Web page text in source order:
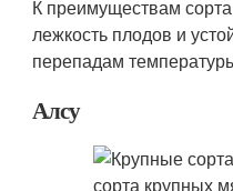
К преимуществам
лежкость плодов и
перепадам
Алсу